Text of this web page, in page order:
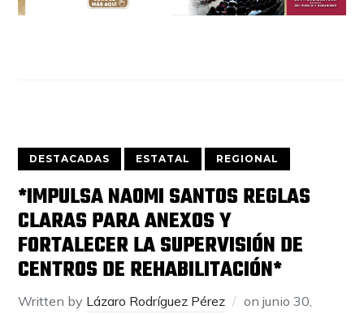
DESTACADAS ESTATAL REGIONAL
*IMPULSA NAOMI SANTOS REGLAS
CLARAS PARA ANEXOS Y
FORTALECER LA SUPERVISIÓN DE
CENTROS DE REHABILITACIÓN*
Written by Lázaro Rodríguez Pérez onjunio 30,